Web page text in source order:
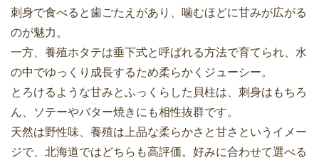
刺身で食べると歯ごたえがあり、噛むほどに甘みが広がる
のが魅力。
一方、養殖ホタテは垂下式と呼ばれる方法で育てられ、水
の中でゆっくり成長するため柔らかくジューシー。
とろけるような甘みとふっくらした貝柱は、刺身はもちろ
ん、ソテーやバター焼きにも相性抜群です。
天然は野性味、養殖は上品な柔らかさと甘さというイメー
ジで、北海道ではどちらも高評価。好みに合わせて選べる